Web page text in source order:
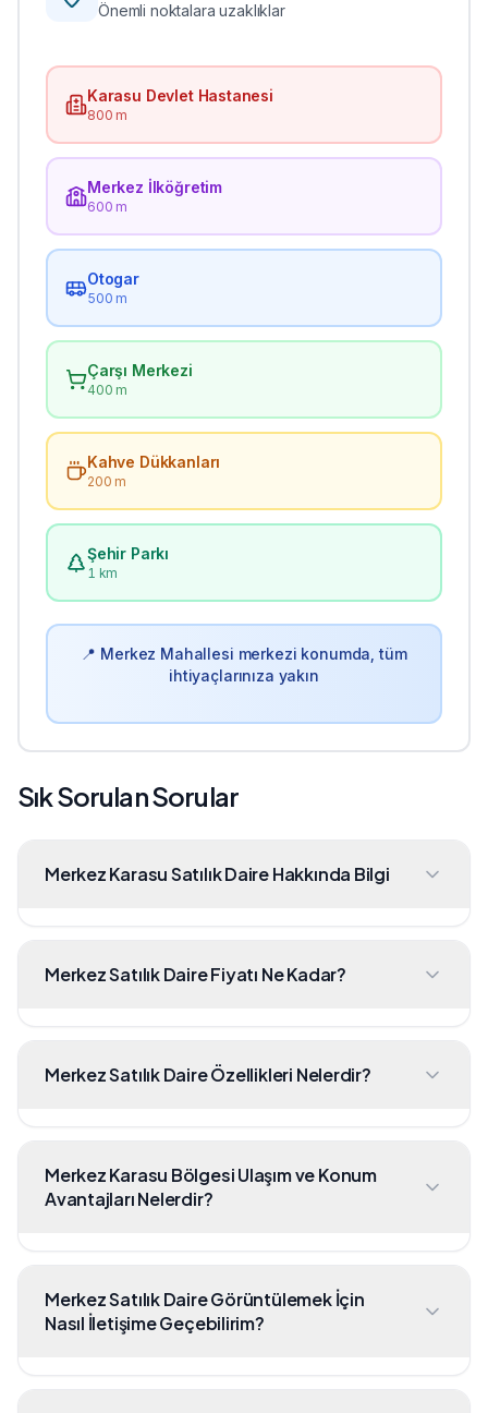
Önemli noktalara uzaklıklar
Karasu Devlet Hastanesi
800 m
Merkez İlköğretim
600 m
Otogar
500 m
Çarşı Merkezi
400 m
Kahve Dükkanları
200 m
Şehir Parkı
1 km
📍 Merkez Mahallesi merkezi konumda, tüm
ihtiyaçlarınıza yakın
Sık Sorulan Sorular
Merkez Karasu Satılık Daire Hakkında Bilgi
Merkez Satılık Daire Fiyatı Ne Kadar?
Merkez Satılık Daire Özellikleri Nelerdir?
Merkez Karasu Bölgesi Ulaşım ve Konum
Avantajları Nelerdir?
Merkez Satılık Daire Görüntülemek İçin
Nasıl İletişime Geçebilirim?